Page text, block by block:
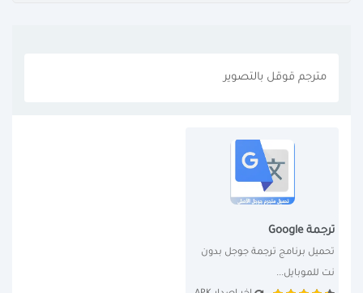
مترجم قوقل بالتصوير
ترجمة Google
نت للموبايل...